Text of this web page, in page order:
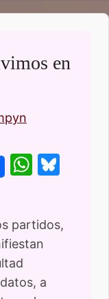
en
W
s
A
p
s
partidos,
a